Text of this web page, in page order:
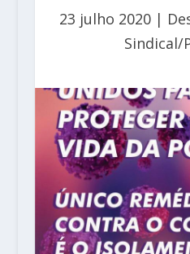
23 julho 2020 |
Sindical/